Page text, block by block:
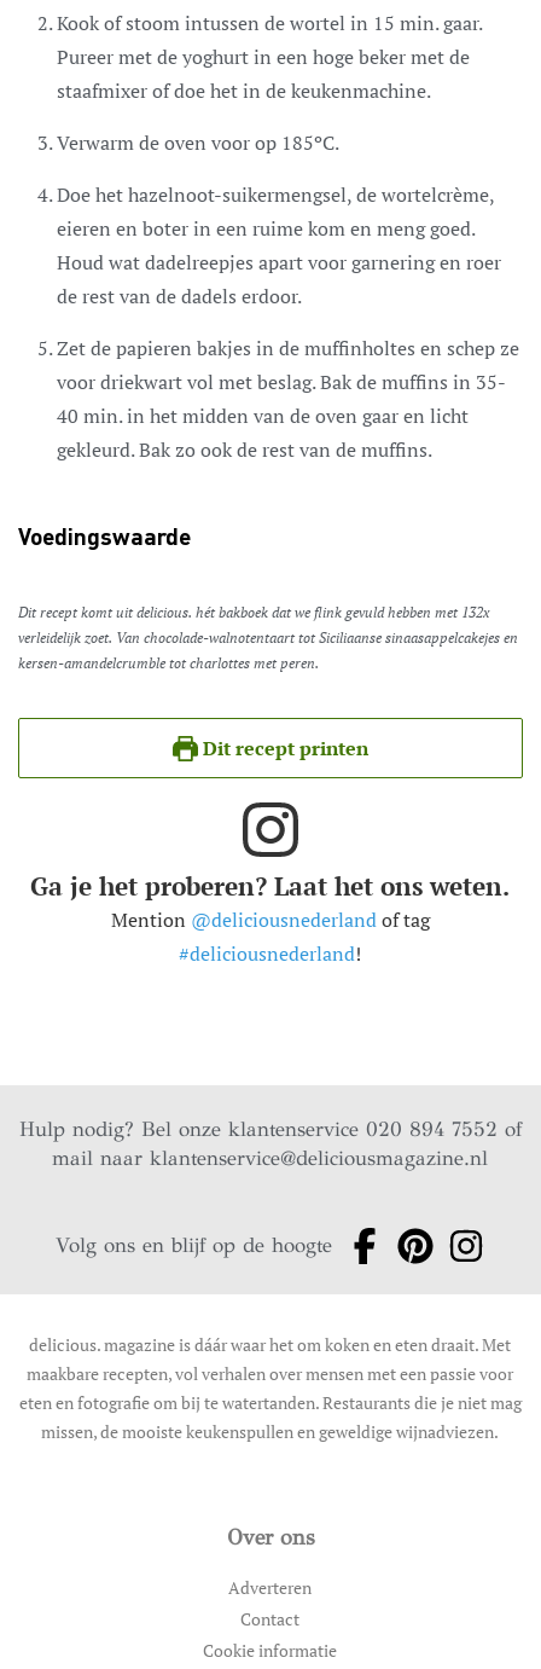
Kook of stoom intussen de wortel in 15 min. gaar.
Pureer met de yoghurt in een hoge beker met de
staafmixer of doe het in de keukenmachine.
Verwarm de oven voor op 185ºC.
Doe het hazelnoot-suikermengsel, de wortelcrème,
eieren en boter in een ruime kom en meng goed.
Houd wat dadelreepjes apart voor garnering en roer
de rest van de dadels erdoor.
Zet de papieren bakjes in de muffinholtes en schep ze
voor driekwart vol met beslag. Bak de muffins in 35-
40 min. in het midden van de oven gaar en licht
gekleurd. Bak zo ook de rest van de muffins.
Voedingswaarde
Dit recept komt uit delicious. hét bakboek dat we flink gevuld hebben met 132x
verleidelijk zoet. Van chocolade-walnotentaart tot Siciliaanse sinaasappelcakejes en
kersen-amandelcrumble tot charlottes met peren.
Dit recept printen
Ga je het proberen? Laat het ons weten.
Mention @deliciousnederlandof tag
#deliciousnederland!
Hulp nodig? Bel onze klantenservice 020 894 7552 of
mail naarklantenservice@deliciousmagazine.nl
Volg ons en blijf op de hoogte
delicious. magazine is dáár waar het om koken en eten draait. Met
maakbare recepten, vol verhalen over mensen met een passie voor
eten en fotografie om bij te watertanden. Restaurants die je niet mag
missen, de mooiste keukenspullen en geweldige wijnadviezen.
Over ons
Adverteren
Contact
Cookie informatie